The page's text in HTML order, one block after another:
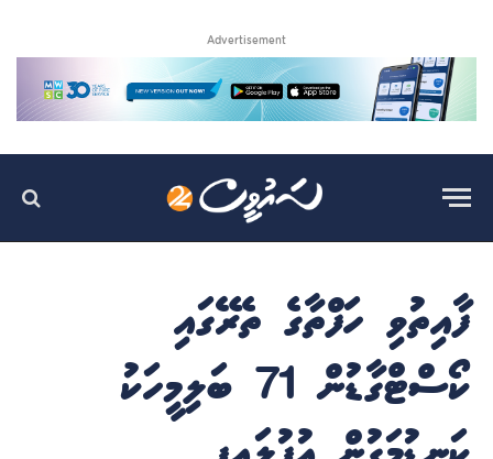
Advertisement
ފާއިތުވި ހަފްތާގެ ތެރޭގައި
ކޯސްޓްގާޑުން 71 ބަލިމީހަކު